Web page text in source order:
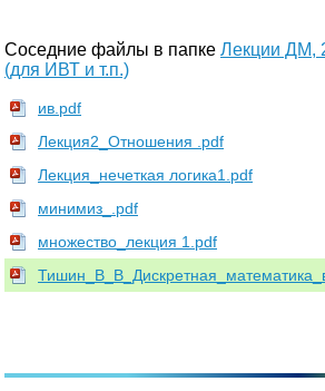
Соседние файлы в папке Лекции ДМ,
(для ИВТ и т.п.)
ив.pdf
Лекция2_Отношения .pdf
Лекция_нечеткая логика1.pdf
минимиз_.pdf
множество_лекция 1.pdf